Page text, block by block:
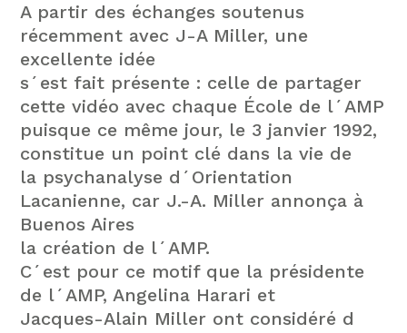
A partir des échanges soutenus
récemment avec J-A Miller, une
excellente idée
s´est fait présente : celle de partager
cette vidéo avec chaque École de l´AMP
puisque ce même jour, le 3 janvier 1992,
constitue un point clé dans la vie de
la psychanalyse d´Orientation
Lacanienne, car J.-A. Miller annonça à
Buenos Aires
la création de l´AMP.
C´est pour ce motif que la présidente
de l´AMP, Angelina Harari et
Jacques-Alain Miller ont considéré d